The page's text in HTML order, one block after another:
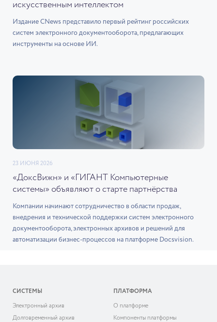
искусственным интеллектом
Издание CNews представило первый рейтинг российских
систем электронного документооборота, предлагающих
инструменты на основе ИИ.
23 ИЮНЯ 2026
«ДоксВижн» и «ГИГАНТ Компьютерные
системы» объявляют о старте партнёрства
Компании начинают сотрудничество в области продаж,
внедрения и технической поддержки систем электронного
документооборота, электронных архивов и решений для
автоматизации бизнес-процессов на платформе Docsvision.
СИСТЕМЫ
Электронный архив
Долговременный архив
ПЛАТФОРМА
О платформе
Компоненты платформы